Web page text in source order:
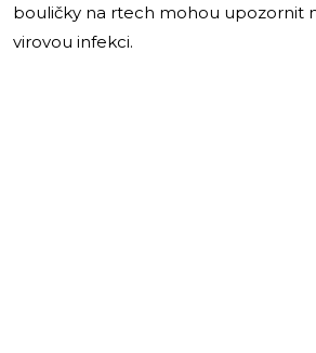
bouličky na rtech mohou upozornit
virovou infekci.